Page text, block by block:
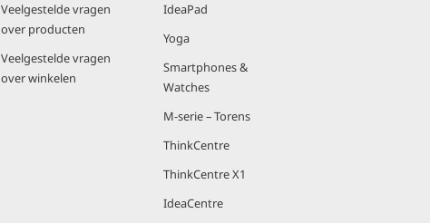
Veelgestelde vragen
over producten
Veelgestelde vragen
over winkelen
IdeaPad
Yoga
Smartphones &
Watches
M-serie – Torens
ThinkCentre
ThinkCentre X1
IdeaCentre